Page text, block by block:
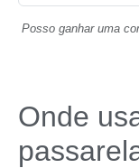
Posso ganhar uma
Onde